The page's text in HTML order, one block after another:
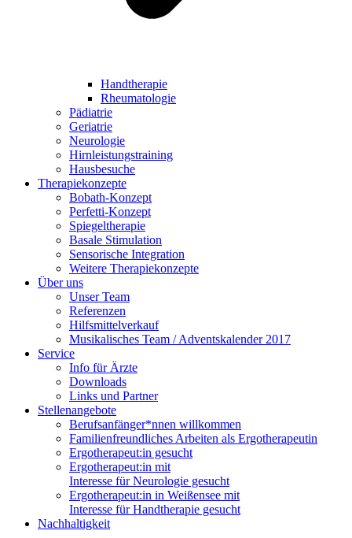
Handtherapie
Rheumatologie
Pädiatrie
Geriatrie
Neurologie
Hirnleistungstraining
Hausbesuche
Therapiekonzepte
Bobath-Konzept
Perfetti-Konzept
Spiegeltherapie
Basale Stimulation
Sensorische Integration
Weitere Therapiekonzepte
Über uns
Unser Team
Referenzen
Hilfsmittelverkauf
Musikalisches Team / Adventskalender 2017
Service
Info für Ärzte
Downloads
Links und Partner
Stellenangebote
Berufsanfänger*nnen willkommen
Familienfreundliches Arbeiten als Ergotherapeutin
Ergotherapeut:in gesucht
Ergotherapeut:in mit
Interesse für Neurologie gesucht
Ergotherapeut:in in Weißensee mit
Interesse für Handtherapie gesucht
Nachhaltigkeit